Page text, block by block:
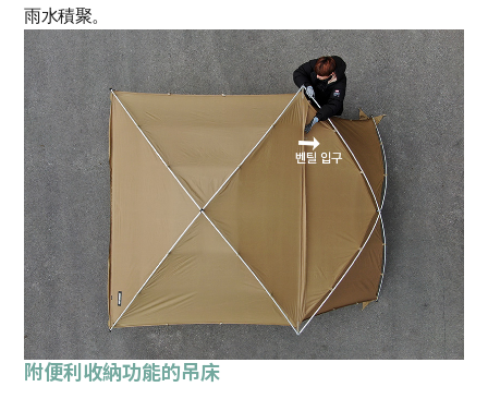
雨水積聚。
附便利收納功能的吊床